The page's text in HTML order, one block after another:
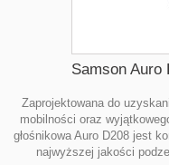
Samson Auro
Zaprojektowana do
mobilności oraz
głośnikowa Auro D208 jest
najwyższej jakości